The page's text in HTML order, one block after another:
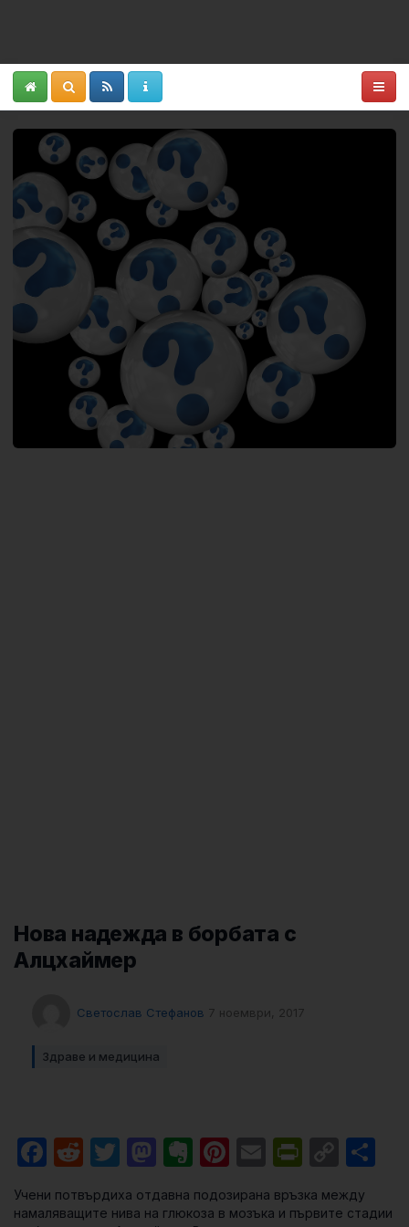
Нова надежда в борбата с
Алцхаймер
Светослав Стефанов 7 ноември, 2017
Здраве и медицина
Facebook
RedditTwitter
Mastodon
Evernote
Pinterest
Email
Учени потвърдиха отдавна подозирана връзка между
намаляващите нива на глюкоза в мозъка и първите стадии